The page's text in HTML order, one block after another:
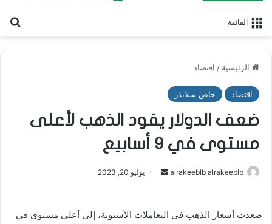
القائمة
الرئيسية / اقتصاد
اقتصاد خاص سلايدر
ضعف الدولار يقود الذهب لأعلى
مستوى في 9 أسابيع
alrakeeblb alrakeeblb
ل
يوليو 20, 2023
صعدت أسعار الذهب في التعاملات الآسيوية، إلى أعلى مستوى في